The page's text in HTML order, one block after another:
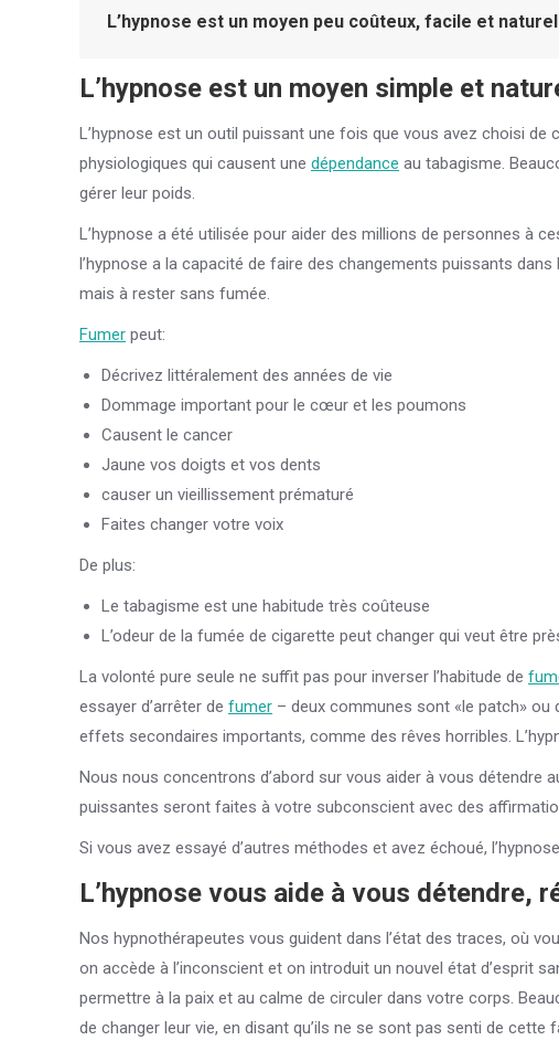
L’hypnose est un moyen peu coûteux, facile et
L’hypnose est un moyen simple et
L’hypnose est un outil puissant une fois que vous avez choisi de
physiologiques qui causent une dépendance au tabagisme.
gérer leur poids.
L’hypnose a été utilisée pour aider des millions de personnes à
l’hypnose a la capacité de faire des changements puissants
mais à rester sans fumée.
Fumer peut:
Décrivez littéralement des années de vie
Dommage important pour le cœur et les poumons
Causent le cancer
Jaune vos doigts et vos dents
causer un vieillissement prématuré
Faites changer votre voix
De plus:
Le tabagisme est une habitude très coûteuse
L’odeur de la fumée de cigarette peut changer qui veut être
La volonté pure seule ne suffit pas pour inverser l’habitude de
essayer d’arrêter de fumer – deux communes sont «le patch»
effets secondaires importants, comme des rêves horribles.
Nous nous concentrons d’abord sur vous aider à vous détendre
puissantes seront faites à votre subconscient avec des
Si vous avez essayé d’autres méthodes et avez échoué,
L’hypnose vous aide à vous détendre,
Nos hypnothérapeutes vous guident dans l’état des traces, où
on accède à l’inconscient et on introduit un nouvel état d’esprit
permettre à la paix et au calme de circuler dans votre corps.
de changer leur vie, en disant qu’ils ne se sont pas senti de cette